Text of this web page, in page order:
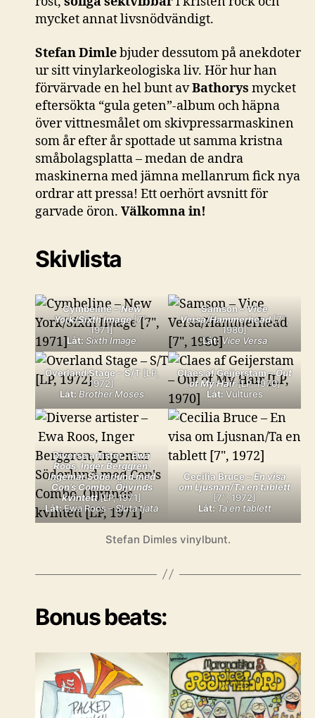
mycket annat livsnödvändigt.
Stefan Dimlebjuder dessutom på anekdoter
ur sitt vinylarkeologiska liv. Hör hur han
förvärvade en hel bunt avBathorys mycket
eftersökta “gula geten”-album och häpna
över vittnesmålet om skivpressarmaskinen
som år efter år spottade ut samma kristna
småbolagsplatta – medan de andra
maskinerna med jämna mellanrum fick nya
ordrar att pressa! Ett oerhört avsnitt för
garvade öron. Välkomna in!
Skivlista
Cymbeline –New
York/Sixth Image[7″,
1971]
Låt: Sixth Image
Samson –Vice
Versa/Hammerhead[7″,
1980]
Låt:Vice Versa
Overland Stage – S/T [LP,
1972]
Låt:Brother Moses
Claes af Geijerstam –Out
of My Hair[LP, 1970]
Låt:Vultures
Diverse artister –Ewa
Roos, Inger Berggren,
Ingemar Söderlund med
Con’s Combo, Öijvinds
kvintett [LP, 1971]
Låt:Ewa Roos –Sluta tjata
Cecilia Bruce –En visa
om Ljusnan/Ta en tablett
[7″, 1972]
Låt: Ta en tablett
Stefan Dimles vinylbunt.
Bonus beats: